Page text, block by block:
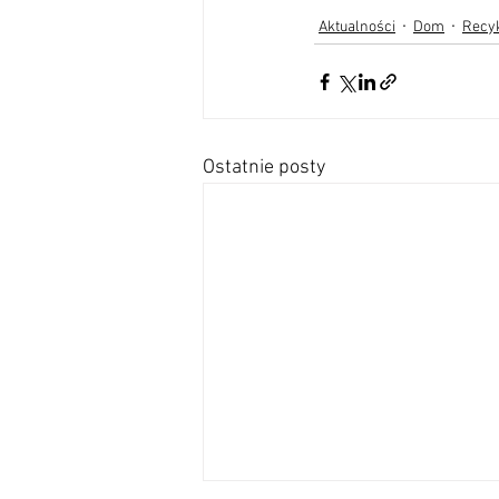
Aktualności Dom
Ostatnie posty